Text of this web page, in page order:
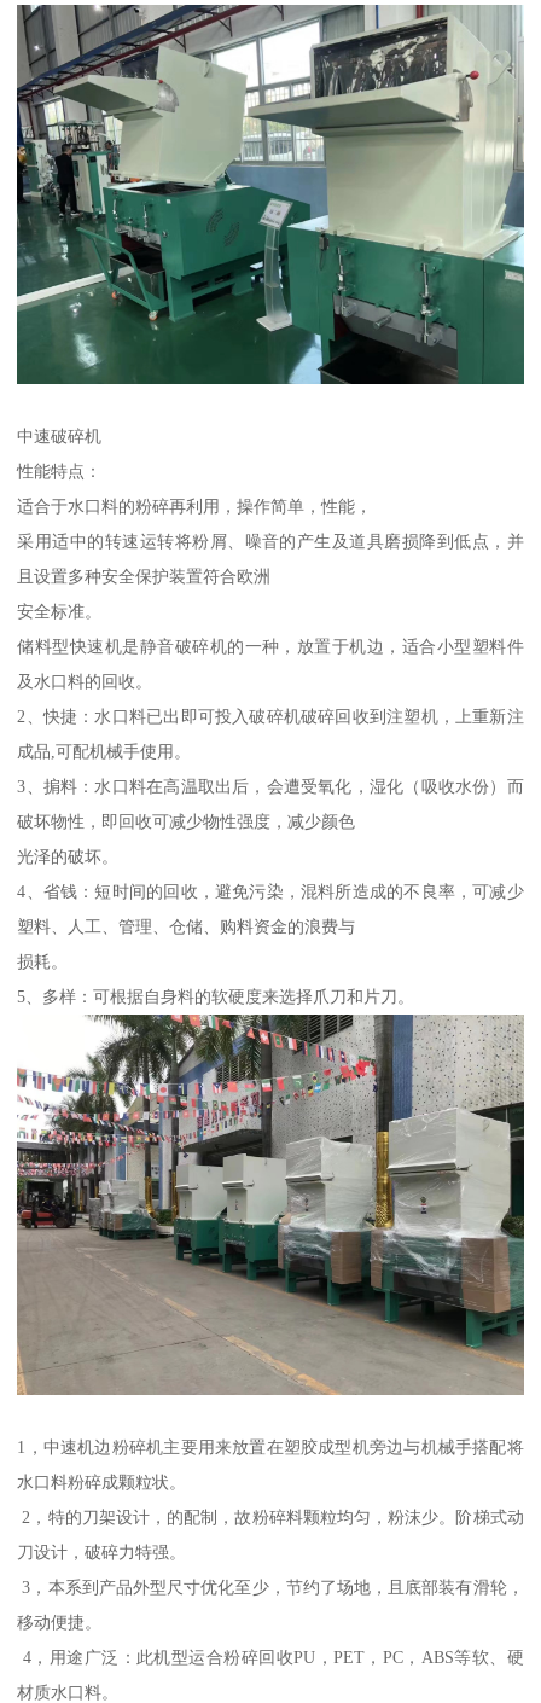
中速破碎机
性能特点：
适合于水口料的粉碎再利用，操作简单，性能，
采用适中的转速运转将粉屑、噪音的产生及道具磨损降到低点，并
且设置多种安全保护装置符合欧洲
安全标准。
储料型快速机是静音破碎机的一种，放置于机边，适合小型塑料件
及水口料的回收。
2、快捷：水口料已出即可投入破碎机破碎回收到注塑机，上重新注
成品,可配机械手使用。
3、掮料：水口料在高温取出后，会遭受氧化，湿化（吸收水份）而
破坏物性，即回收可减少物性强度，减少颜色
光泽的破坏。
4、省钱：短时间的回收，避免污染，混料所造成的不良率，可减少
塑料、人工、管理、仓储、购料资金的浪费与
损耗。
5、多样：可根据自身料的软硬度来选择爪刀和片刀。
1，中速机边粉碎机主要用来放置在塑胶成型机旁边与机械手搭配将
水口料粉碎成颗粒状。
2，特的刀架设计，的配制，故粉碎料颗粒均匀，粉沫少。阶梯式动
刀设计，破碎力特强。
3，本系到产品外型尺寸优化至少，节约了场地，且底部装有滑轮，
移动便捷。
4，用途广泛：此机型运合粉碎回收PU，PET，PC，ABS等软、硬
材质水口料。